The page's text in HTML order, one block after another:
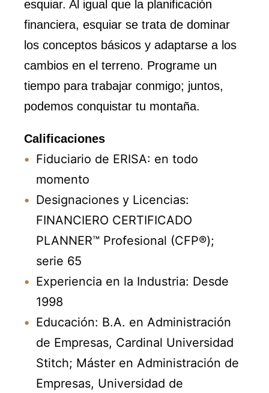
esquiar. Al igual que la planificación
financiera, esquiar se trata de dominar
los conceptos básicos y adaptarse a los
cambios en el terreno. Programe un
tiempo para trabajar conmigo; juntos,
podemos conquistar tu montaña.
Calificaciones
Fiduciario de ERISA: en todo
momento
Designaciones y Licencias:
FINANCIERO CERTIFICADO
PLANNER™ Profesional (CFP®);
serie 65
Experiencia en la Industria: Desde
1998
Educación: B.A. en Administración
de Empresas, Cardinal Universidad
Stitch; Máster en Administración de
Empresas, Universidad de